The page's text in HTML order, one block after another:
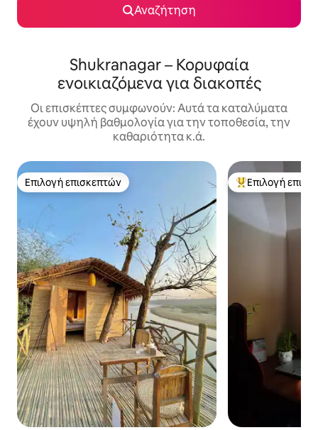
Αναζήτηση
Shukranagar – Κορυφαία
ενοικιαζόμενα για διακοπές
Οι επισκέπτες συμφωνούν: Αυτά τα καταλύματα
έχουν υψηλή βαθμολογία για την τοποθεσία, την
καθαριότητα κ.ά.
Επιλογή επισκεπτών
Επιλογή επισκεπτών Κορυφαία
Επιλογή